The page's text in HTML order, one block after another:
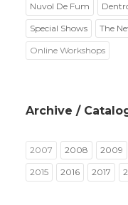
Nuvol De Fum
Special Shows The
Online Workshops
Archive /
2007 2008 2009
2015 2016 2017